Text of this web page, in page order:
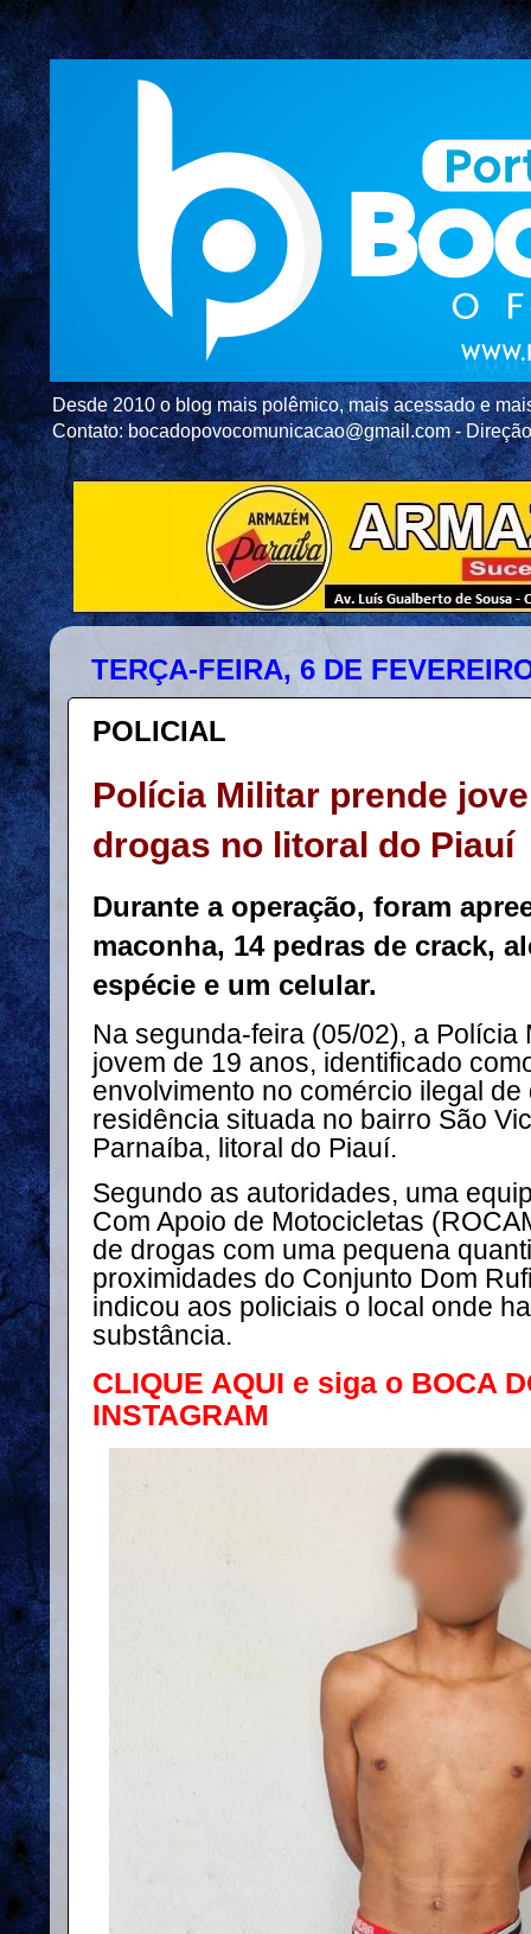
Desde 2010 o blog mais polêmico, mais acessado e
Contato: bocadopovocomunicacao@gmail.com -
TERÇA-FEIRA, 6 DE
POLICIAL
Polícia Militar prende
drogas no litoral do Piauí
Durante a operação, foram
maconha, 14 pedras de crack,
espécie e um celular.
Na segunda-feira (05/02), a Polícia
jovem de 19 anos, identificado
envolvimento no comércio ilegal
residência situada no bairro São
Parnaíba, litoral do Piauí.
Segundo as autoridades, uma
Com Apoio de Motocicletas
de drogas com uma pequena
proximidades do Conjunto Dom
indicou aos policiais o local onde
substância.
CLIQUE AQUI e siga o BOCA
INSTAGRAM